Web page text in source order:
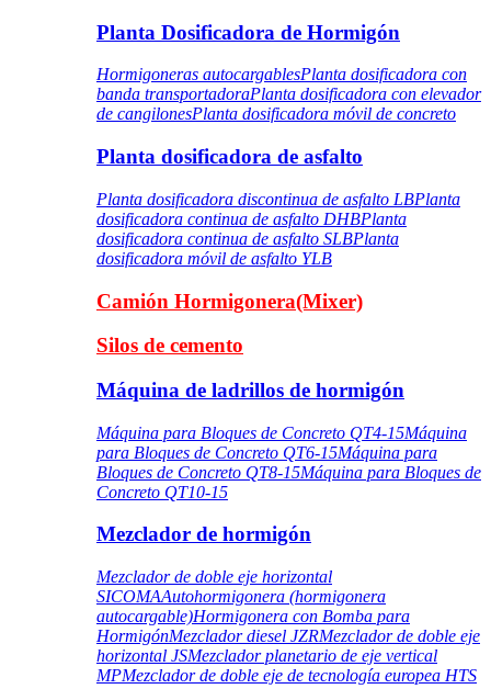
Planta Dosificadora de Hormigón
Hormigoneras autocargablesPlanta dosificadora con
banda transportadoraPlanta dosificadora con elevador
de cangilonesPlanta dosificadora móvil de concreto
Planta dosificadora de asfalto
Planta dosificadora discontinua de asfalto LBPlanta
dosificadora continua de asfalto DHBPlanta
dosificadora continua de asfalto SLBPlanta
dosificadora móvil de asfalto YLB
Camión Hormigonera(Mixer)
Silos de cemento
Máquina de ladrillos de hormigón
Máquina para Bloques de Concreto QT4-15Máquina
para Bloques de Concreto QT6-15Máquina para
Bloques de Concreto QT8-15Máquina para Bloques de
Concreto QT10-15
Mezclador de hormigón
Mezclador de doble eje horizontal
SICOMAAutohormigonera (hormigonera
autocargable)Hormigonera con Bomba para
HormigónMezclador diesel JZRMezclador de doble eje
horizontal JSMezclador planetario de eje vertical
MPMezclador de doble eje de tecnología europea HTS